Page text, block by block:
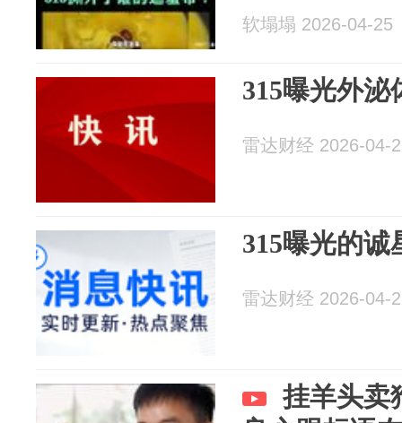
软塌塌 2026-04-25
315曝光外泌
雷达财经 2026-04-
315曝光的诚
雷达财经 2026-04-
挂羊头卖